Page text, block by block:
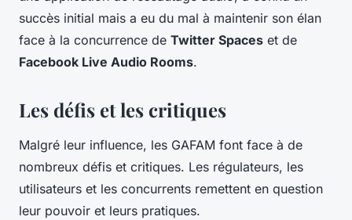
succès initial mais a eu du mal à maintenir son élan
face à la concurrence de Twitter Spaces et de
Facebook Live Audio Rooms.
Les défis et les critiques
Malgré leur influence, les GAFAM font face à de
nombreux défis et critiques. Les régulateurs, les
utilisateurs et les concurrents remettent en question
leur pouvoir et leurs pratiques.